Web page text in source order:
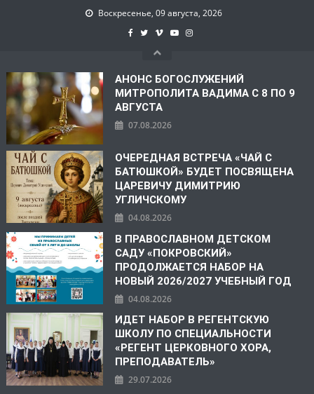
Воскресенье, 09 августа, 2026
АНОНС БОГОСЛУЖЕНИЙ
МИТРОПОЛИТА ВАДИМА С 8 ПО 9
АВГУСТА
07.08.2026
ОЧЕРЕДНАЯ ВСТРЕЧА «ЧАЙ С
БАТЮШКОЙ» БУДЕТ ПОСВЯЩЕНА
ЦАРЕВИЧУ ДИМИТРИЮ
УГЛИЧСКОМУ
04.08.2026
В ПРАВОСЛАВНОМ ДЕТСКОМ
САДУ «ПОКРОВСКИЙ»
ПРОДОЛЖАЕТСЯ НАБОР НА
НОВЫЙ 2026/2027 УЧЕБНЫЙ ГОД
04.08.2026
ИДЕТ НАБОР В РЕГЕНТСКУЮ
ШКОЛУ ПО СПЕЦИАЛЬНОСТИ
«РЕГЕНТ ЦЕРКОВНОГО ХОРА,
ПРЕПОДАВАТЕЛЬ»
29.07.2026